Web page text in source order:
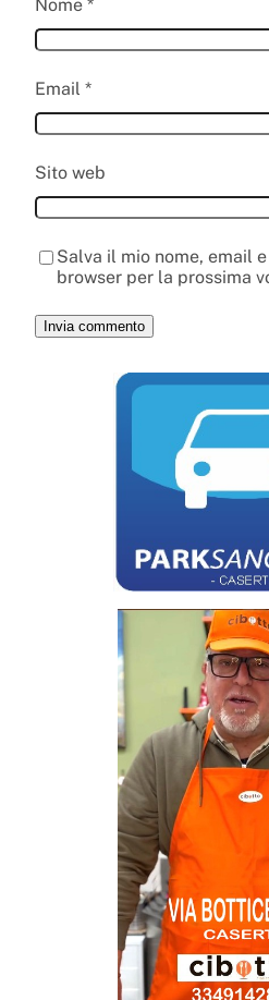
Nome *
Email *
Sito web
Salva il mio nome, email
browser per la prossima